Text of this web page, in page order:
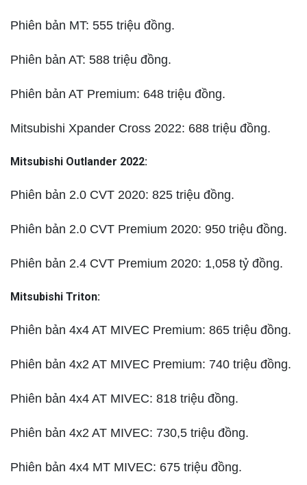
Phiên bản MT: 555 triệu đồng.
Phiên bản AT: 588 triệu đồng.
Phiên bản AT Premium: 648 triệu đồng.
Mitsubishi Xpander Cross 2022: 688 triệu đồng.
Mitsubishi Outlander 2022:
Phiên bản 2.0 CVT 2020: 825 triệu đồng.
Phiên bản 2.0 CVT Premium 2020: 950 triệu đồng.
Phiên bản 2.4 CVT Premium 2020: 1,058 tỷ đồng.
Mitsubishi Triton:
Phiên bản 4x4 AT MIVEC Premium: 865 triệu đồng.
Phiên bản 4x2 AT MIVEC Premium: 740 triệu đồng.
Phiên bản 4x4 AT MIVEC: 818 triệu đồng.
Phiên bản 4x2 AT MIVEC: 730,5 triệu đồng.
Phiên bản 4x4 MT MIVEC: 675 triệu đồng.